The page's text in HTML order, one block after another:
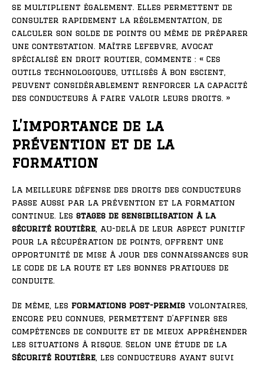
se multiplient également. Elles permettent de
consulter rapidement la réglementation, de
calculer son solde de points ou même de préparer
une contestation. Maître Lefebvre, avocat
spécialisé en droit routier, commente : « Ces
outils technologiques, utilisés à bon escient,
peuvent considérablement renforcer la capacité
des conducteurs à faire valoir leurs droits. »
L’importance de la
prévention et de la
formation
La meilleure défense des droits des conducteurs
passe aussi par la prévention et la formation
continue. Les stages de sensibilisation à la
sécurité routière , au-delà de leur aspect punitif
pour la récupération de points, offrent une
opportunité de mise à jour des connaissances sur
le code de la route et les bonnes pratiques de
conduite.
De même, les formations post-permis volontaires,
encore peu connues, permettent d’affiner ses
compétences de conduite et de mieux appréhender
les situations à risque. Selon une étude de la
Sécurité Routière , les conducteurs ayant suivi